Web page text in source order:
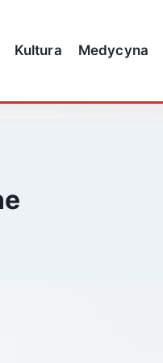
Kultura Medycyna